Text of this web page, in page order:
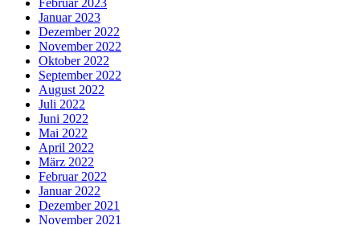
Februar 2023
Januar 2023
Dezember 2022
November 2022
Oktober 2022
September 2022
August 2022
Juli 2022
Juni 2022
Mai 2022
April 2022
März 2022
Februar 2022
Januar 2022
Dezember 2021
November 2021